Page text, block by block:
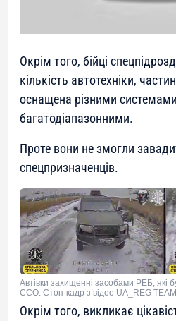
Окрім того, бійці
кількість автотехніки,
оснащена різними
багатодіапазонними.
Проте вони не змогли
спецпризначенців.
Автівки захищенні засобами РЕБ, які
ССО. Стоп-кадр з відео UA_REG TEAM
Окрім того, викликає